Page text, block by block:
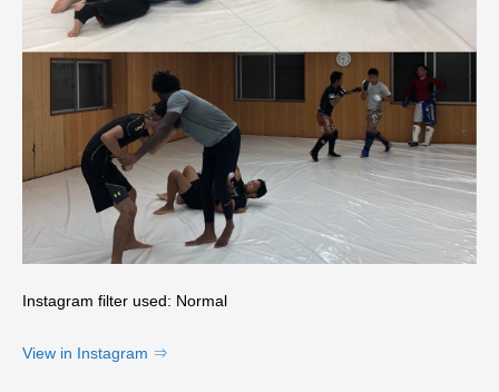
Instagram filter used: Normal
View in Instagram ⇒